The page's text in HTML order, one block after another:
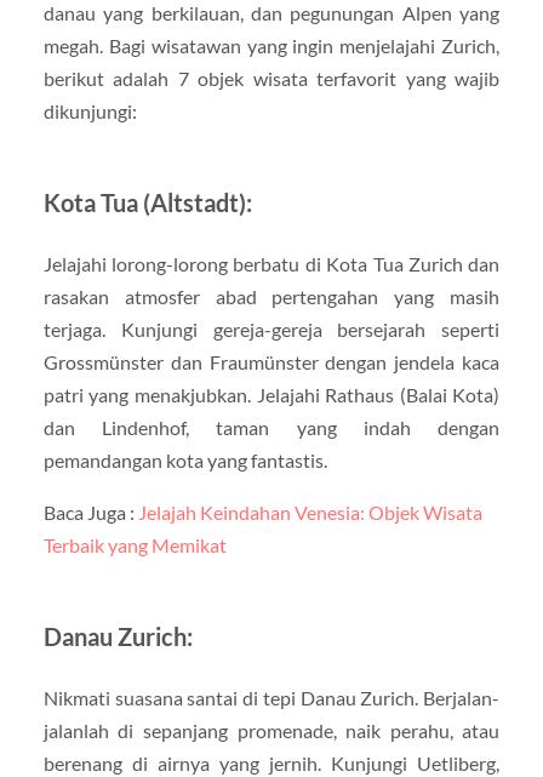
danau yang berkilauan, dan pegunungan Alpen yang
megah. Bagi wisatawan yang ingin menjelajahi Zurich,
berikut adalah 7 objek wisata terfavorit yang wajib
dikunjungi:
Kota Tua (Altstadt):
Jelajahi lorong-lorong berbatu di Kota Tua Zurich dan
rasakan atmosfer abad pertengahan yang masih
terjaga. Kunjungi gereja-gereja bersejarah seperti
Grossmünster dan Fraumünster dengan jendela kaca
patri yang menakjubkan. Jelajahi Rathaus (Balai Kota)
dan Lindenhof, taman yang indah dengan
pemandangan kota yang fantastis.
Baca Juga : Jelajah Keindahan Venesia: Objek Wisata
Terbaik yang Memikat
Danau Zurich:
Nikmati suasana santai di tepi Danau Zurich. Berjalan-
jalanlah di sepanjang promenade, naik perahu, atau
berenang di airnya yang jernih. Kunjungi Uetliberg,